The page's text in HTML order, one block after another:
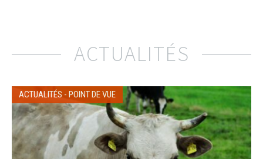
ACTUALITÉS
ACTUALITÉS - POINT DE VUE